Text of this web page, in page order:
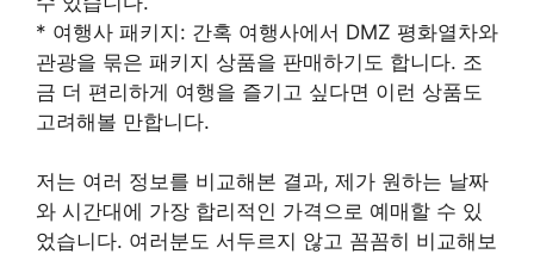
* 여행사 패키지: 간혹 여행사에서 DMZ 평화열차와
관광을 묶은 패키지 상품을 판매하기도 합니다. 조
금 더 편리하게 여행을 즐기고 싶다면 이런 상품도
고려해볼 만합니다.
저는 여러 정보를 비교해본 결과, 제가 원하는 날짜
와 시간대에 가장 합리적인 가격으로 예매할 수 있
었습니다. 여러분도 서두르지 않고 꼼꼼히 비교해보